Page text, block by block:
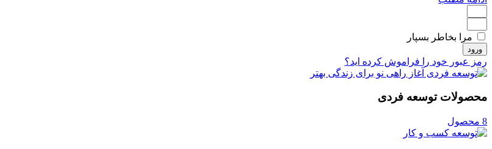
مرا بخاطر بسپار
ورود
رمز عبور خود را فراموش کرده اید؟
محصولات توسعه فردی
8 محصول